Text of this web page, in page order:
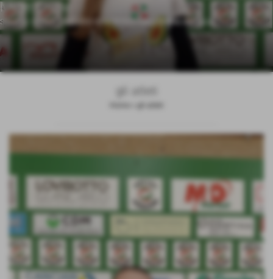
gli atleti
Minet Grace
Squadra: UNDER 13 STUDIO DENTISTICO CALLEGARI&CASTIGLIA